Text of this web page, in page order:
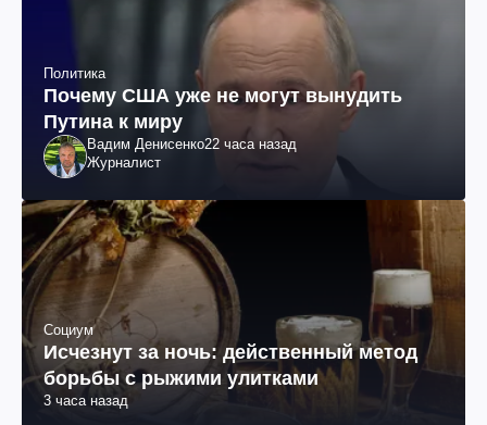
Политика
Почему США уже не могут вынудить
Путина к миру
Вадим Денисенко22 часа назад
Журналист
Социум
Исчезнут за ночь: действенный метод
борьбы с рыжими улитками
3 часа назад